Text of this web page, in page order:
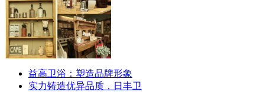
益高卫浴：塑造品牌形象
实力铸造优异品质，日丰卫